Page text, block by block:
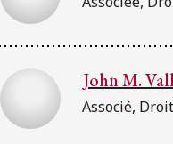
John M.
Associé,